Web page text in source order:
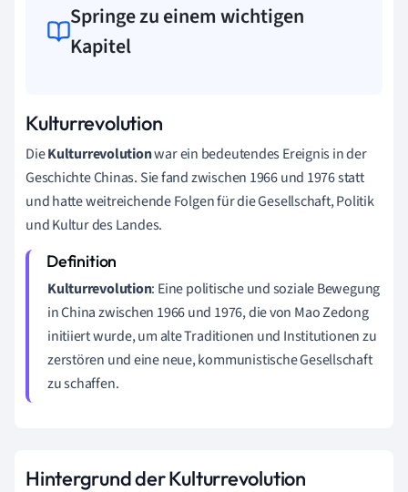
Springe zu einem wichtigen
Kapitel
Kulturrevolution
DieKulturrevolutionwar ein bedeutendes Ereignis in der
Geschichte Chinas. Sie fand zwischen 1966 und 1976 statt
und hatte weitreichende Folgen für die Gesellschaft, Politik
und Kultur des Landes.
Kulturrevolution: Eine politische und soziale Bewegung
in China zwischen 1966 und 1976, die von Mao Zedong
initiiert wurde, um alte Traditionen und Institutionen zu
zerstören und eine neue, kommunistische Gesellschaft
zu schaffen.
Hintergrund der Kulturrevolution